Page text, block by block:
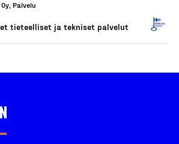
Palvelu
tieteelliset ja tekniset palvelut